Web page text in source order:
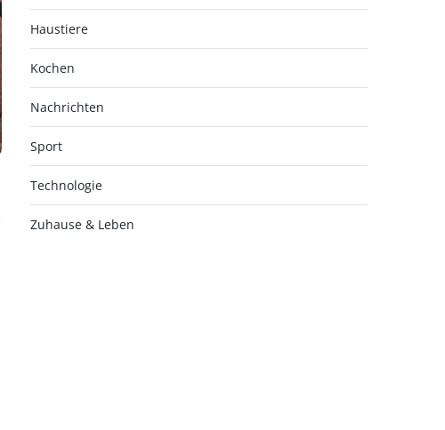
Haustiere
Kochen
Nachrichten
Sport
Technologie
Zuhause & Leben